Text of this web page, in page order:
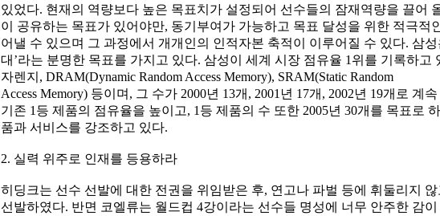
있었다. 현재의 역량보다 높은 목표치가 설정되어 선수들의 잠재역량을 끌어
이 공유하는 목표가 있어야만, 동기부여가 가능하고 목표 달성을 위한 적극적
어낼 수 있으며 그 과정에서 개개인의 인적자본 축적이 이루어질 수 있다. 삼성
대’라는 분명한 목표를 가지고 있다. 삼성이 세계 시장 점유율 1위를 기록하고
자렌지, DRAM(Dynamic Random Access Memory), SRAM(Static Random
Access Memory) 등이며, 그 수가 2000년 13개, 2001년 17개, 2002년 19개로 계
기존 1등 제품의 점유율을 높이고, 1등 제품의 수 또한 2005년 30개를 목표로
품과 서비스를 강조하고 있다.
2. 실력 위주로 인재를 등용하라
히딩크는 선수 선발에 대한 전권을 위임받은 후, 연고나 파벌 등에 휘둘리지
선발하였다. 반면 코엘류는 월드컵 4강이라는 선수들 명성에 너무 안주한 감